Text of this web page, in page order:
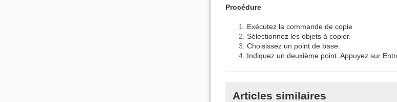
Procédure
Exécutez la commande de copie
Sélectionnez les objets à copier.
Choisissez un point de base.
Indiquez un deuxième point. Appuyez sur
Articles similaires